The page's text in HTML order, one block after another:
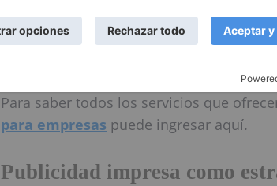
La publicidad es una forma de
consumo de un producto, mejorar la
mercado.
Para saber todos los servicios que
para empresas puede ingresar aquí.
Publicidad impresa como